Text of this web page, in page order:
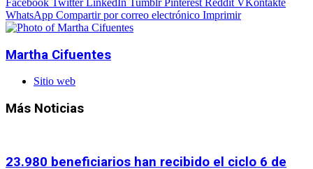
WhatsApp Compartir por correo electrónico Imprimir
Martha Cifuentes
Sitio web
Más Noticias
23.980 beneficiarios han recibido el ciclo 6 de